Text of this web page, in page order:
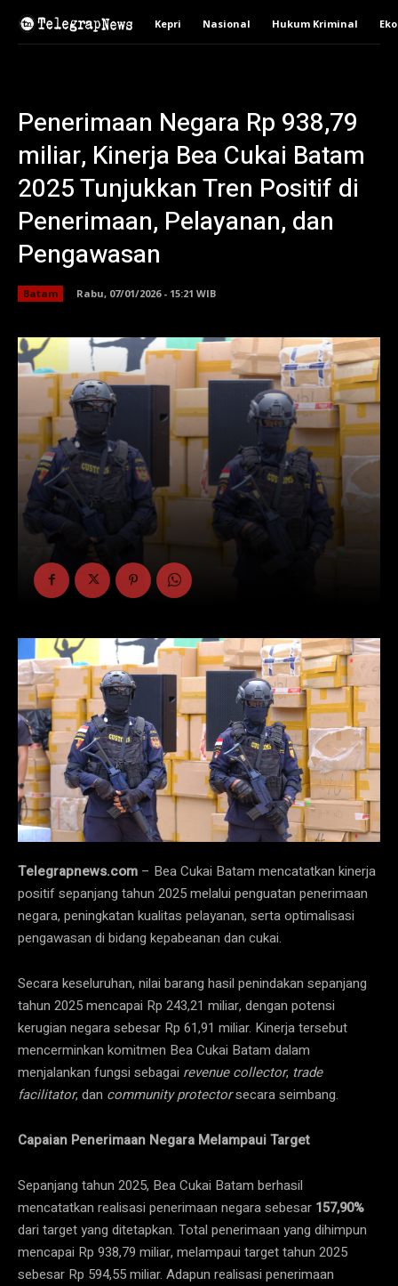
Kepri Nasional Hukum Kriminal
Penerimaan Negara Rp 938,79
miliar, Kinerja Bea Cukai Batam
2025 Tunjukkan Tren Positif di
Penerimaan, Pelayanan, dan
Pengawasan
Batam Rabu, 07/01/2026 - 15:21 WIB
Telegrapnews.com – Bea Cukai Batam mencatatkan kinerja
positif sepanjang tahun 2025 melalui penguatan penerimaan
negara, peningkatan kualitas pelayanan, serta optimalisasi
pengawasan di bidang kepabeanan dan cukai.
Secara keseluruhan, nilai barang hasil penindakan sepanjang
tahun 2025 mencapai Rp 243,21 miliar, dengan potensi
kerugian negara sebesar Rp 61,91 miliar. Kinerja tersebut
mencerminkan komitmen Bea Cukai Batam dalam
menjalankan fungsi sebagai revenue collector, trade
facilitator, dan community protectorsecara seimbang.
Capaian Penerimaan Negara Melampaui Target
Sepanjang tahun 2025, Bea Cukai Batam berhasil
mencatatkan realisasi penerimaan negara sebesar 157,90%
dari target yang ditetapkan. Total penerimaan yang dihimpun
mencapai Rp 938,79 miliar, melampaui target tahun 2025
sebesar Rp 594,55 miliar. Adapun realisasi penerimaan